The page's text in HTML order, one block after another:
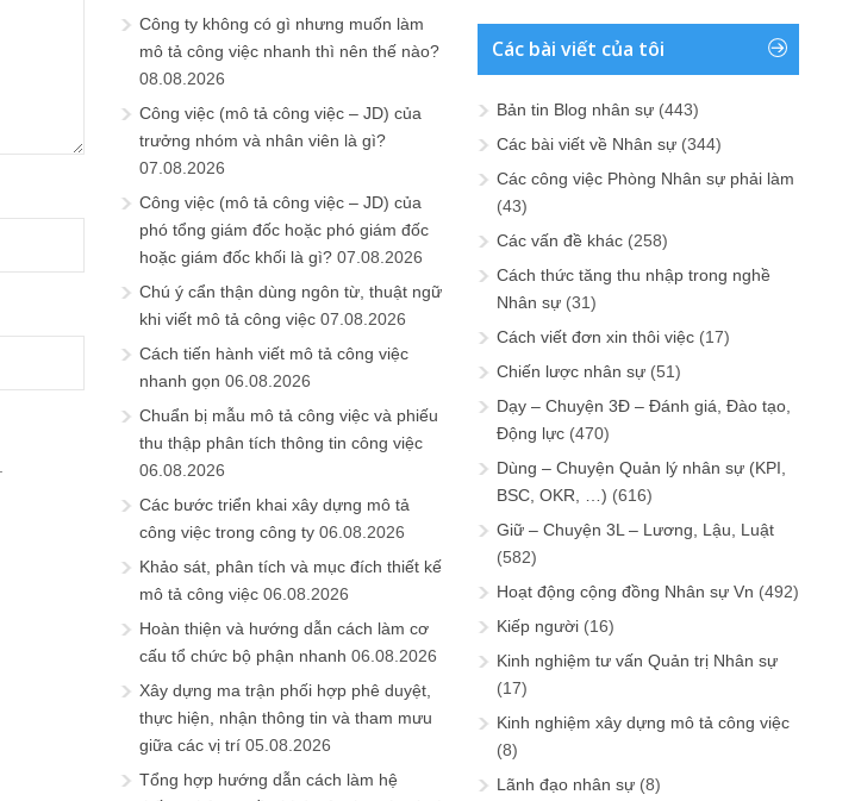
Công ty không có gì nhưng muốn làm
mô tả công việc nhanh thì nên thế nào?
08.08.2026
Công việc (mô tả công việc – JD) của
trưởng nhóm và nhân viên là gì?
07.08.2026
Công việc (mô tả công việc – JD) của
phó tổng giám đốc hoặc phó giám đốc
hoặc giám đốc khối là gì? 07.08.2026
Chú ý cẩn thận dùng ngôn từ, thuật ngữ
khi viết mô tả công việc 07.08.2026
Cách tiến hành viết mô tả công việc
nhanh gọn 06.08.2026
Chuẩn bị mẫu mô tả công việc và phiếu
thu thập phân tích thông tin công việc
06.08.2026
Các bước triển khai xây dựng mô tả
công việc trong công ty 06.08.2026
Khảo sát, phân tích và mục đích thiết kế
mô tả công việc 06.08.2026
Hoàn thiện và hướng dẫn cách làm cơ
cấu tổ chức bộ phận nhanh 06.08.2026
Xây dựng ma trận phối hợp phê duyệt,
thực hiện, nhận thông tin và tham mưu
giữa các vị trí 05.08.2026
Tổng hợp hướng dẫn cách làm hệ
Các bài viết của tôi
Bản tin Blog nhân sự (443)
Các bài viết về Nhân sự (344)
Các công việc Phòng Nhân sự phải làm
(43)
Các vấn đề khác (258)
Cách thức tăng thu nhập trong nghề
Nhân sự (31)
Cách viết đơn xin thôi việc (17)
Chiến lược nhân sự (51)
Dạy – Chuyện 3Đ – Đánh giá, Đào tạo,
Động lực (470)
Dùng – Chuyện Quản lý nhân sự (KPI,
BSC, OKR, …) (616)
Giữ – Chuyện 3L – Lương, Lậu, Luật
(582)
Hoạt động cộng đồng Nhân sự Vn (492)
Kiếp người (16)
Kinh nghiệm tư vấn Quản trị Nhân sự
(17)
Kinh nghiệm xây dựng mô tả công việc
(8)
Lãnh đạo nhân sự (8)